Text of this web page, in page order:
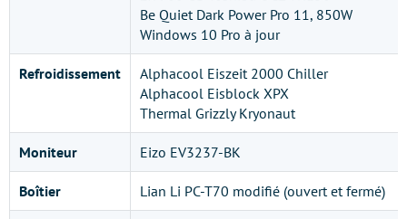
Be Quiet Dark Power Pro 11, 850W
Windows 10 Pro à jour
Refroidissement
Alphacool Eiszeit 2000 Chiller
Alphacool Eisblock XPX
Thermal Grizzly Kryonaut
Moniteur Eizo EV3237-BK
Boîtier Lian Li PC-T70 modifié (ouvert et fermé)